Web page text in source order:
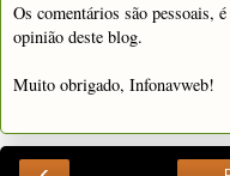
Os comentários são pessoais,
opinião deste blog.
Muito obrigado, Infonavweb!